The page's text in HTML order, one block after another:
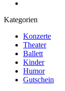
Kategorien
Konzerte
Theater
Ballett
Kinder
Humor
Gutschein